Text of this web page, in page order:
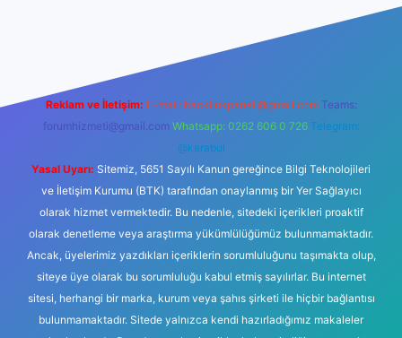
Reklam ve İletişim: E-mail: backlinkpaneli@gmail.com Teams:
forumhizmeti@gmail.com Whatsapp: 0262 606 0 726 Telegram:
@karabul
Yasal Uyarı: Sitemiz, 5651 Sayılı Kanun gereğince Bilgi Teknolojileri
ve İletişim Kurumu (BTK) tarafından onaylanmış bir Yer Sağlayıcı
olarak hizmet vermektedir. Bu nedenle, sitedeki içerikleri proaktif
olarak denetleme veya araştırma yükümlülüğümüz bulunmamaktadır.
Ancak, üyelerimiz yazdıkları içeriklerin sorumluluğunu taşımakta olup,
siteye üye olarak bu sorumluluğu kabul etmiş sayılırlar. Bu internet
sitesi, herhangi bir marka, kurum veya şahıs şirketi ile hiçbir bağlantısı
bulunmamaktadır. Sitede yalnızca kendi hazırladığımız makaleler